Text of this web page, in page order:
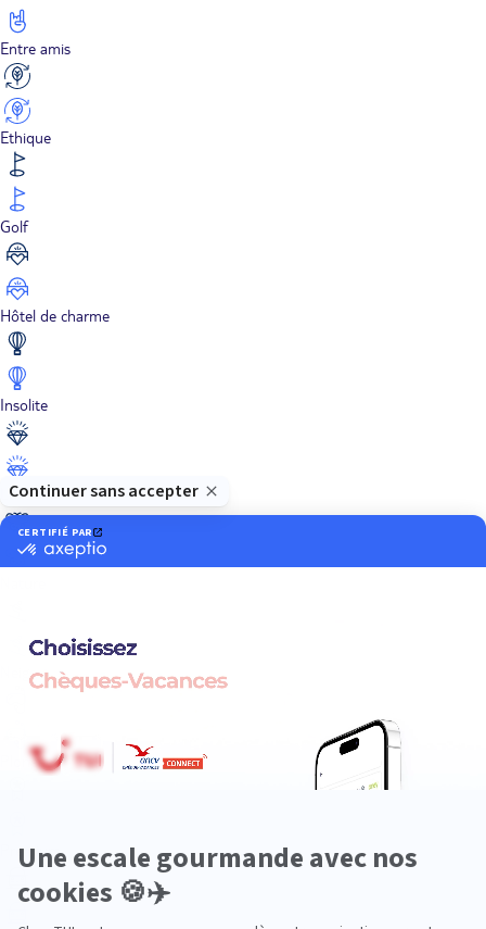
Entre amis
Ethique
Golf
Hôtel de charme
Insolite
Luxe
Neige
Plongée
Premium